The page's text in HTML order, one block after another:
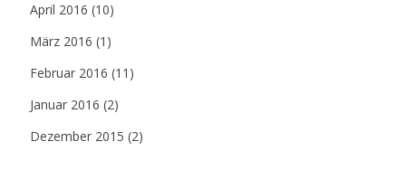
April 2016 (10)
März 2016 (1)
Februar 2016 (11)
Januar 2016 (2)
Dezember 2015 (2)